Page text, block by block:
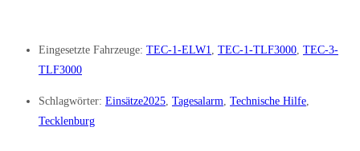
Eingesetzte Fahrzeuge: TEC-1-ELW1, TEC-1-TLF3000, TEC-3-
TLF3000
Schlagwörter: Einsätze2025, Tagesalarm, Technische Hilfe,
Tecklenburg